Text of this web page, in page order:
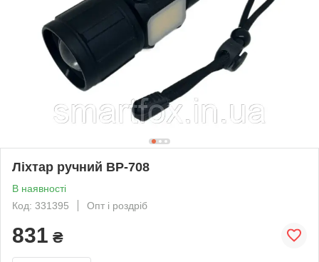
Ліхтар ручний BP-708
В наявності
Код: 331395
Опт і роздріб
831 ₴